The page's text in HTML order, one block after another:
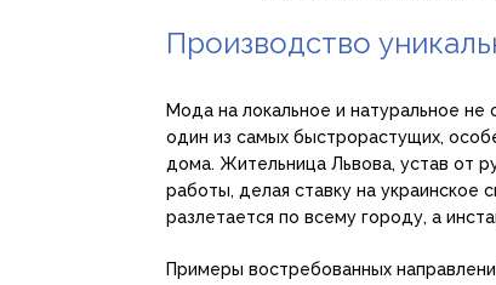
Производство
Мода на локальное и натуральное не
один из самых быстрорастущих,
дома. Жительница Львова, устав от
работы, делая ставку на украинское
разлетается по всему городу, а
Примеры востребованных